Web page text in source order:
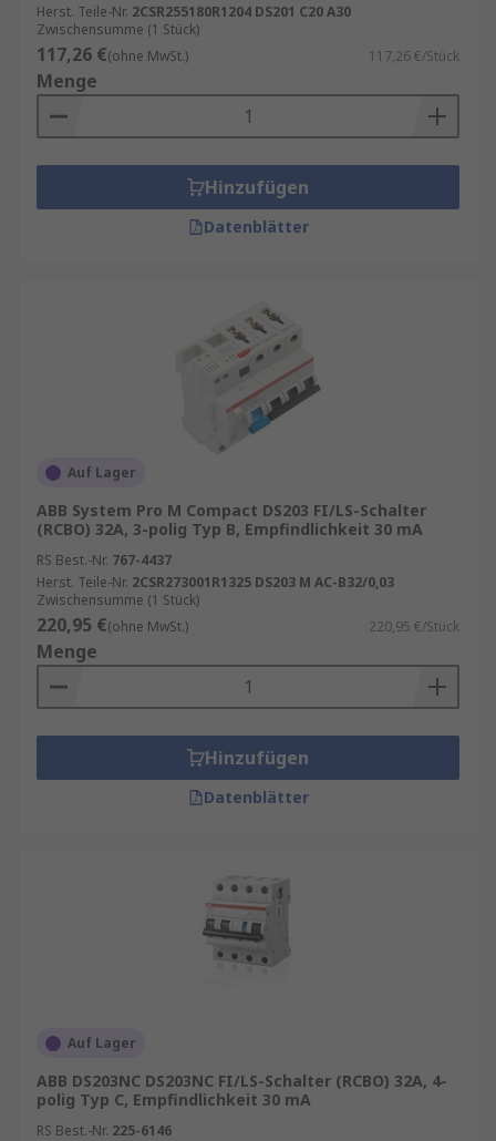
Herst. Teile-Nr. 2CSR255180R1204 DS201 C20 A30
Zwischensumme (1 Stück)
117,26 €(ohne MwSt.) 117,26 €/Stück
Menge
Hinzufügen
Datenblätter
Auf Lager
ABB System Pro M Compact DS203 FI/LS-Schalter
(RCBO) 32A, 3-polig Typ B, Empfindlichkeit 30 mA
RS Best.-Nr. 767-4437
Herst. Teile-Nr. 2CSR273001R1325 DS203 M AC-B32/0,03
Zwischensumme (1 Stück)
220,95 €(ohne MwSt.) 220,95 €/Stück
Menge
Hinzufügen
Datenblätter
Auf Lager
ABB DS203NC DS203NC FI/LS-Schalter (RCBO) 32A, 4-
polig Typ C, Empfindlichkeit 30 mA
RS Best.-Nr. 225-6146